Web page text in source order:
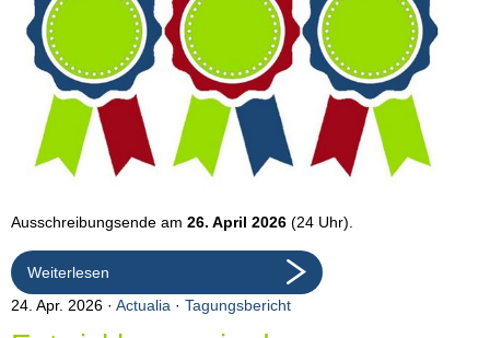
Ausschreibungsende am 26. April 2026 (24 Uhr).
Weiterlesen
24. Apr. 2026
Actualia · Tagungsbericht